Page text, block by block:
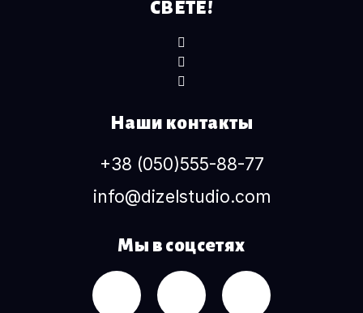
СВЕТЕ!
Наши контакты
+38 (050)555-88-77
info@dizelstudio.com
Мы в соцсетях